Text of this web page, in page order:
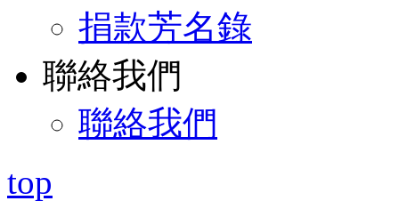
捐款芳名錄
聯絡我們
聯絡我們
top